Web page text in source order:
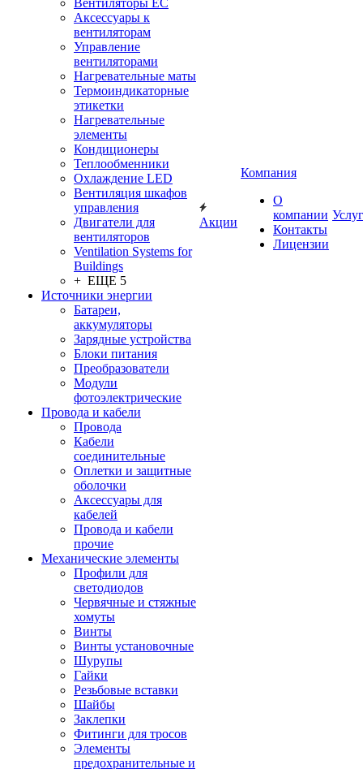
Вентиляторы EC
Аксессуары к
вентиляторам
Управление
вентиляторами
Нагревательные маты
Термоиндикаторные
этикетки
Нагревательные
элементы
Кондиционеры
Теплообменники
Охлаждение LED
Вентиляция шкафов
управления
Двигатели для
вентиляторов
Ventilation Systems for
Buildings
+ ЕЩЕ 5
Источники энергии
Батареи,
аккумуляторы
Зарядные устройства
Блоки питания
Преобразователи
Модули
фотоэлектрические
Провода и кабели
Провода
Кабели
соединительные
Оплетки и защитные
оболочки
Аксессуары для
кабелей
Провода и кабели
прочие
Механические элементы
Профили для
светодиодов
Червячные и стяжные
хомуты
Винты
Винты установочные
Шурупы
Гайки
Резьбовые вставки
Шайбы
Заклепки
Фитинги для тросов
Элементы
предохранительные и
Акции
Компания
О
компании
Контакты
Лицензии